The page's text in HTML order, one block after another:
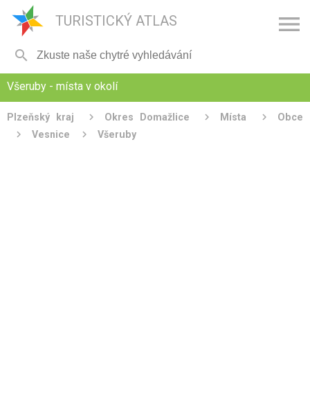
TURISTICKÝ ATLAS 

Všeruby - místa v okolí
Plzeňský kraj Okres Domažlice Místa
Obce
Vesnice
Všeruby